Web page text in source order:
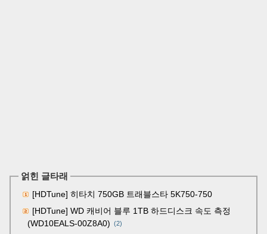
얽힌 글타래
[HDTune] 히타치 750GB 트래블스타 5K750-750
[HDTune] WD 캐비어 블루 1TB 하드디스크 속도 측정
(WD10EALS-00Z8A0) (2)